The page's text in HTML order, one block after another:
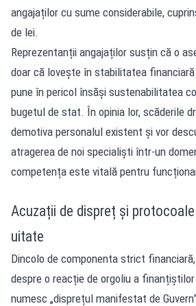
angajaților cu sume considerabile,
de lei.
Reprezentanții angajaților susțin că o
doar că lovește în stabilitatea
pune în pericol însăși sustenabilitatea
bugetul de stat. În opinia lor, scăderile
demotiva personalul existent și vor
atragerea de noi specialiști într-un
competența este vitală pentru
Acuzații de dispreț și
uitate
Dincolo de componenta strict
despre o reacție de orgoliu a
numesc „disprețul manifestat de